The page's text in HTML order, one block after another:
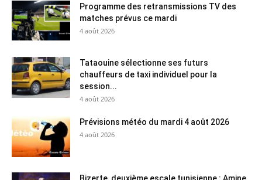
Programme des retransmissions TV des
matches prévus ce mardi
4 août 2026
Tataouine sélectionne ses futurs
chauffeurs de taxi individuel pour la
session...
4 août 2026
Prévisions météo du mardi 4 août 2026
4 août 2026
Bizerte, deuxième escale tunisienne : Amine